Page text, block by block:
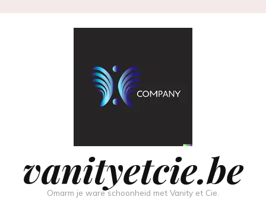
vanityetcie.be
Omarm je ware schoonheid met Vanity et Cie.